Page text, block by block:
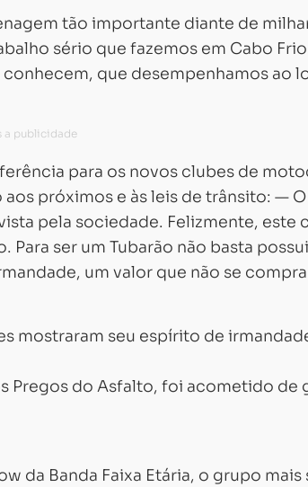
tão importante diante de
sério que fazemos em Cabo
que desempenhamos ao
para os novos clubes de
próximos e às leis de trânsito: — O
pela sociedade. Felizmente, este
ser um Tubarão não basta
um valor que não se
mostraram seu espírito de
Pregos do Asfalto, foi acometido de
da Banda Faixa Etária, o grupo
Carregando...
Carregando...